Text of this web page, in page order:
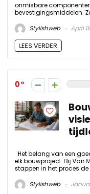
onmisbare
bevestigingsmiddelen.
Stylishweb
April
LEES VERDER
0
Het belang van een
elk bouwproject. Bij Van
stappen in het proces de
Stylishweb